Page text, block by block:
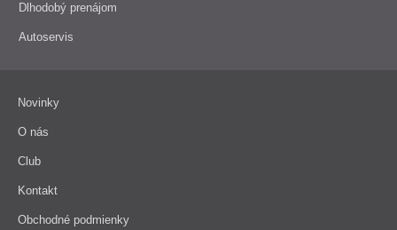
Dlhodobý prenájom
Autoservis
Novinky
O nás
Club
Kontakt
Obchodné podmienky